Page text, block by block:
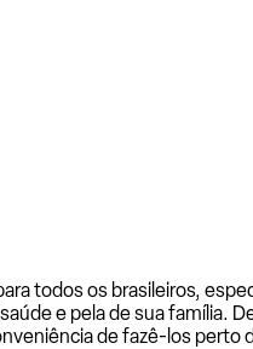
todos os brasileiros,
e pela de sua família.
de fazê-los